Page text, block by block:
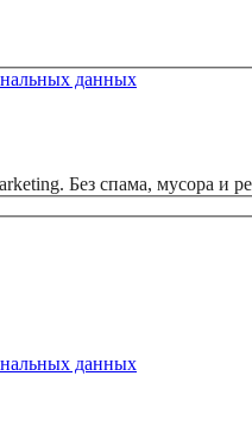
данных
Без спама, мусора и
данных